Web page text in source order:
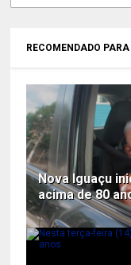
RECOMENDADO
Nova Iguaçu
acima de 80